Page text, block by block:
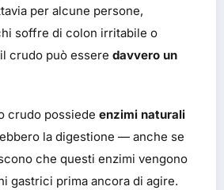
per alcune persone,
soffre di colon irritabile o
crudo può essere davvero un
crudo possiede enzimi naturali
la digestione — anche se
che questi enzimi vengono
gastrici prima ancora di agire.